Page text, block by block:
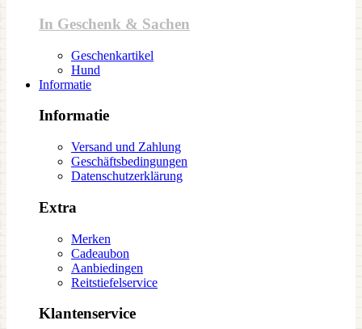
In Geschenk & Sachen
Geschenkartikel
Hund
Informatie
Informatie
Versand und Zahlung
Geschäftsbedingungen
Datenschutzerklärung
Extra
Merken
Cadeaubon
Aanbiedingen
Reitstiefelservice
Klantenservice